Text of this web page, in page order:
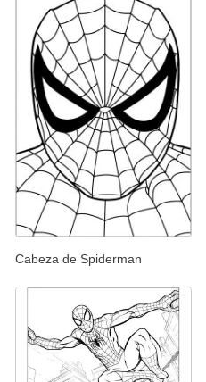
Cabeza de Spiderman